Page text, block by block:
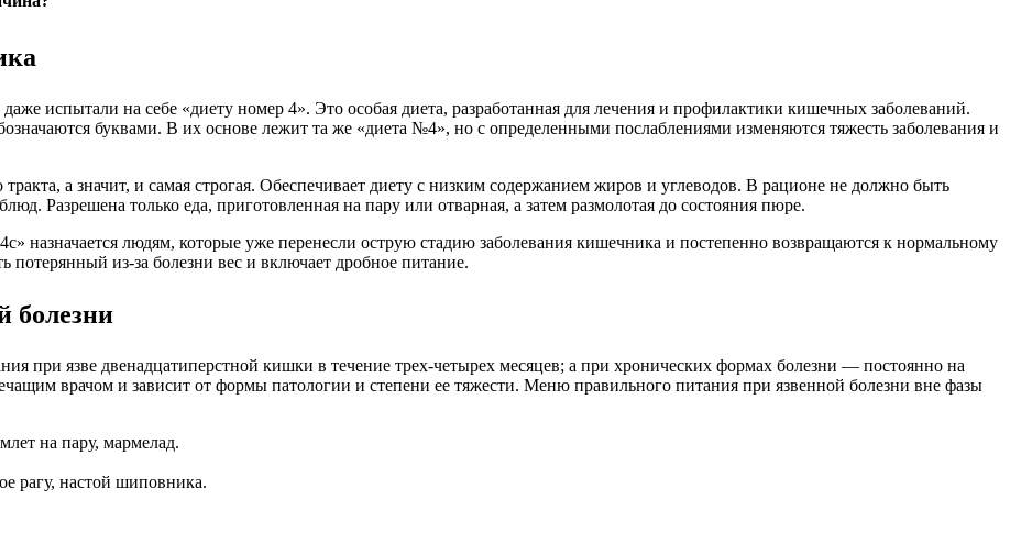
испытали на себе «диету номер 4». Это особая диета, разработанная для лечения и профилактики кишечных заболеваний.
буквами. В их основе лежит та же «диета №4», но с определенными послаблениями изменяются тяжесть заболевания и
а значит, и самая строгая. Обеспечивает диету с низким содержанием жиров и углеводов. В рационе не должно быть
Разрешена только еда, приготовленная на пару или отварная, а затем размолотая до состояния пюре.
назначается людям, которые уже перенесли острую стадию заболевания кишечника и постепенно возвращаются к нормальному
из-за болезни вес и включает дробное питание.
болезни
при язве двенадцатиперстной кишки в течение трех-четырех месяцев; а при хронических формах болезни — постоянно на
врачом и зависит от формы патологии и степени ее тяжести. Меню правильного питания при язвенной болезни вне фазы
на пару, мармелад.
рагу, настой шиповника.